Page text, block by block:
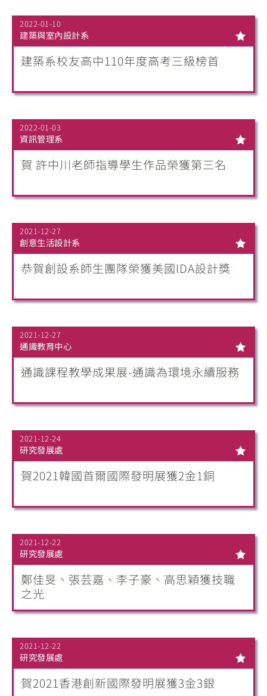
2022-01-10
建築與室內設計系
建築系校友高中110年度高考三級榜首
2022-01-03
資訊管理系
賀 許中川老師指導學生作品榮獲第三名
2021-12-27
創意生活設計系
恭賀創設系師生團隊榮獲美國IDA設計獎
2021-12-27
通識教育中心
通識課程教學成果展-通識為環境永續服務
2021-12-24
研究發展處
賀2021韓國首爾國際發明展獲2金1銅
2021-12-22
研究發展處
鄭佳旻、張芸嘉、李子豪、高思穎獲技職
之光
2021-12-22
研究發展處
賀2021香港創新國際發明展獲3金3銀